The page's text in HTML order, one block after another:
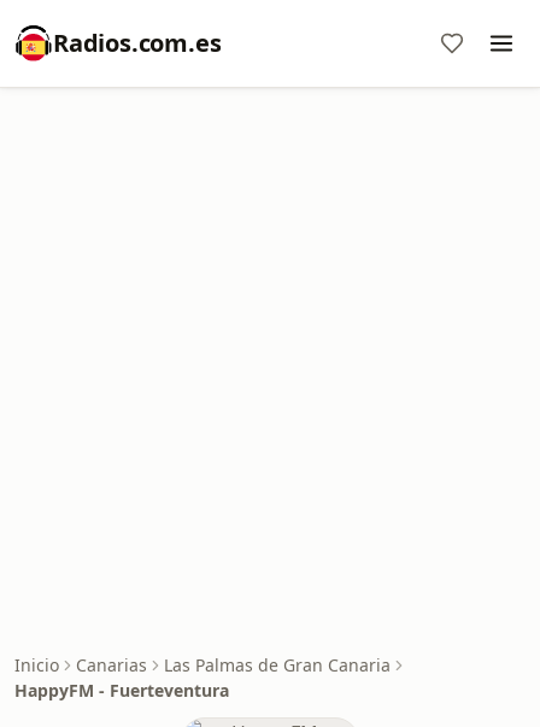
Radios.com.es
Inicio Canarias
Las Palmas de Gran Canaria
HappyFM - Fuerteventura